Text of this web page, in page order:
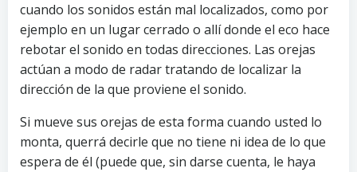
cuando los sonidos están mal localizados, como por
ejemplo en un lugar cerrado o allí donde el eco hace
rebotar el sonido en todas direcciones. Las orejas
actúan a modo de radar tratando de localizar la
dirección de la que proviene el sonido.
Si mueve sus orejas de esta forma cuando usted lo
monta, querrá decirle que no tiene ni idea de lo que
espera de él (puede que, sin darse cuenta, le haya